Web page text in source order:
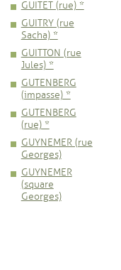
GUITET (rue) *
GUITRY (rue
Sacha) *
GUITTON (rue
Jules) *
GUTENBERG
(impasse) *
GUTENBERG
(rue) *
GUYNEMER (rue
Georges)
GUYNEMER
(square
Georges)